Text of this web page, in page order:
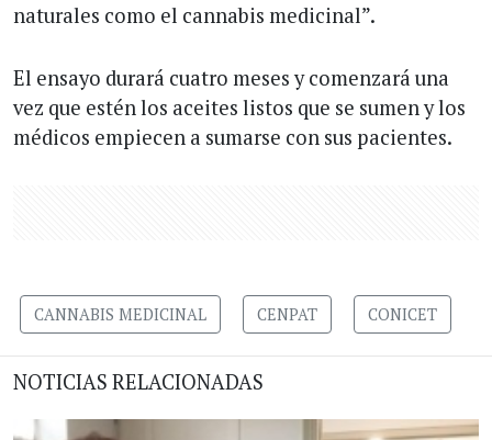
naturales como el cannabis medicinal”.
El ensayo durará cuatro meses y comenzará una
vez que estén los aceites listos que se sumen y los
médicos empiecen a sumarse con sus pacientes.
CANNABIS MEDICINAL CENPAT CONICET
NOTICIAS RELACIONADAS